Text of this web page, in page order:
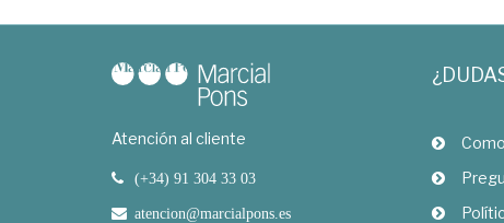
Atención al cliente
(+34) 91 304 33 03
atencion@marcialpons.es